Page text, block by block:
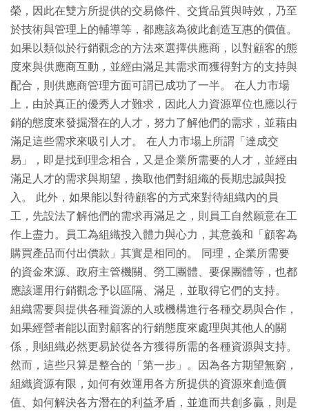
榮，因此在雙方所提供的交易條件、交貨品質與時效，乃至
於技術與管理上的輔導等，都應該為彼此創造互惠的價值。
如果以類似於行銷觀念的方法來選擇供應商，以對顧客的態
度來與供應商互動，並經由滿足其需求而獲得對方的支持與
配合，則供應商管理方面可謂已成功了一半。 在人力市場
上，由於真正的優秀人才難求，因此人力資源單位也應以行
銷的態度來發掘潛在的人才，努力了解他們的需求，並藉由
滿足這些需求來吸引人才。 在人力市場上所謂「達成交
易」，即是找到理念相合，又是企業所需要的人才，並經由
滿足人才的需求與期望，換取他們對組織的長期忠誠與投
入。 此外，如果能以對待顧客的方式來對待組織內的員
工，先設法了解他們的需求再滿足之，則員工自然願意在工
作上盡力。員工為組織投入體力與心力，其意義和「顧客為
購買產品而付出價款」其實是相同的。 同理，企業所需要
的資金來源、政府主管機關、勞工團體、要保團體等，也都
應該運用行銷觀念予以區隔、滿足，並取得它們的支持。
組織需要與提供各種資源的人或機構進行各種交易與合作，
如果經營者能以面對顧客的行銷態度來處理與其他人的關
係，則組織必然更易於從各方獲得所需的各種資源與支持。
然而，這些只算是整合的「第一步」。因為各方期望無窮，
組織資源有限，如何有效運用各方所提供的資源來創造價
值、如何解決各方潛在的利益矛盾，並進而共創多贏，則是